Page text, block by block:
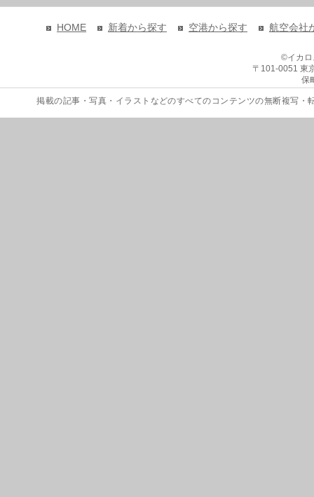
HOME 新着から探す 空港から探す 航空会社
©イカ
〒101-0051 東
保
掲載の記事・写真・イラストなどのすべてのコンテンツの無断複